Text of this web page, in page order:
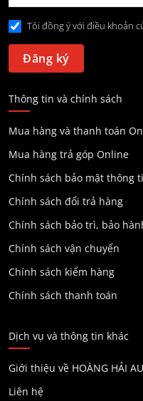
Tôi đồng ý với điều khoản
Thông tin và chính sách
Mua hàng và thanh toán
Mua hàng trả góp Online
Chính sách bảo mật thông
Chính sách đổi trả hàng
Chính sách bảo trì, bảo
Chính sách vận chuyển
Chính sách kiểm hàng
Chính sách thanh toán
Dịch vụ và thông tin khác
Giới thiệu về HOÀNG HẢI
Liên hệ